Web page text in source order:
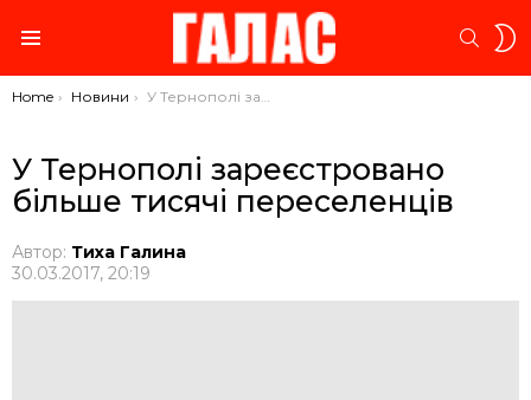
You are here:
Home Новини У Тернополі зареєстровано більше тисячі переселенців
У Тернополі зареєстровано
більше тисячі переселенців
Автор: Тиха Галина
30.03.2017, 20:19